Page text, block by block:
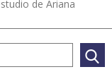
de Ariana